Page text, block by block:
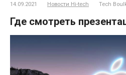
14.09.2021 Новости Hi-tech Tech
Где смотреть